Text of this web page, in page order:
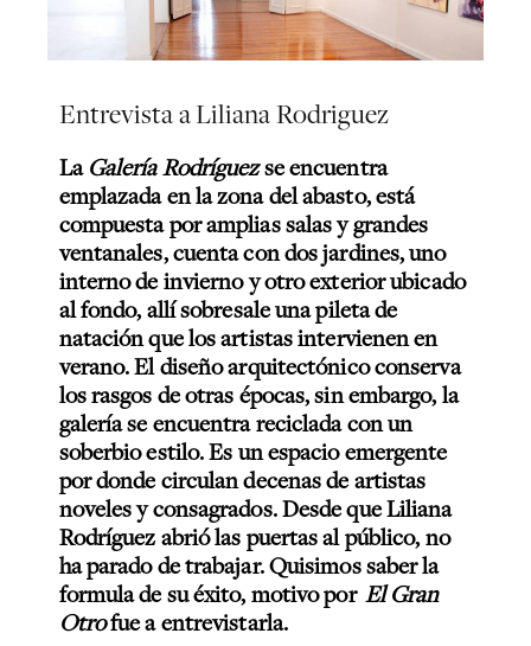
Entrevista a Liliana Rodriguez
LaGalería Rodríguezse encuentra
emplazada en la zona del abasto, está
compuesta por amplias salas y grandes
ventanales, cuenta con dos jardines, uno
interno de invierno y otro exterior ubicado
al fondo, allí sobresale una pileta de
natación que los artistas intervienen en
verano. El diseño arquitectónico conserva
los rasgos de otras épocas, sin embargo, la
galería se encuentra reciclada con un
soberbio estilo. Es un espacio emergente
por donde circulan decenas de artistas
noveles y consagrados. Desde que Liliana
Rodríguez abrió las puertas al público, no
ha parado de trabajar. Quisimos saber la
formula de su éxito, motivo por El Gran
Otrofue a entrevistarla.